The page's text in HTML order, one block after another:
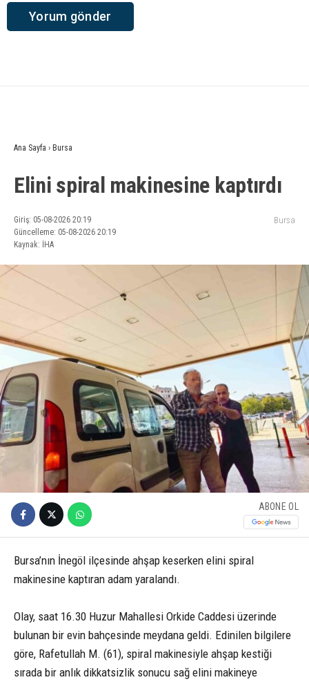
Ana Sayfa › Bursa
Elini spiral makinesine kaptırdı
Giriş: 05-08-2026 20:19
Güncelleme: 05-08-2026 20:19
Kaynak: İHA
Bursa
ABONE OL
Bursa’nın İnegöl ilçesinde ahşap keserken elini spiral
makinesine kaptıran adam yaralandı.
Olay, saat 16.30 Huzur Mahallesi Orkide Caddesi üzerinde
bulunan bir evin bahçesinde meydana geldi. Edinilen bilgilere
göre, Rafetullah M. (61), spiral makinesiyle ahşap kestiği
sırada bir anlık dikkatsizlik sonucu sağ elini makineye